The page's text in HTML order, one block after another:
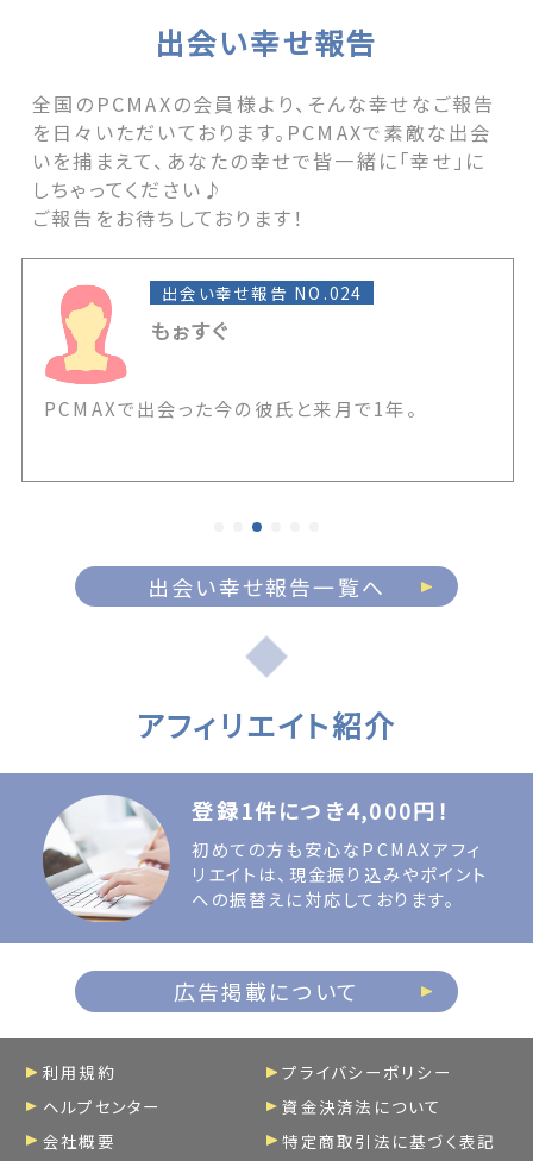
出会い幸せ報告
全国のPCMAXの会員様より、そんな幸せなご報告
を日々いただいております。PCMAXで素敵な出会
いを捕まえて、あなたの幸せで皆一緒に「幸せ」に
しちゃってください♪
ご報告をお待ちしております！
出会い幸せ報告 NO.024
もぉすぐ
PCMAXで出会った今の彼氏と来月で1年。
出会い幸せ報告一覧へ
アフィリエイト紹介
登録1件につき4,000円！
初めての方も安心なPCMAXアフィ
リエイトは、現金振り込みやポイント
への振替えに対応しております。
広告掲載について
利用規約
プライバシーポリシー
ヘルプセンター
資金決済法について
会社概要
特定商取引法に基づく表記